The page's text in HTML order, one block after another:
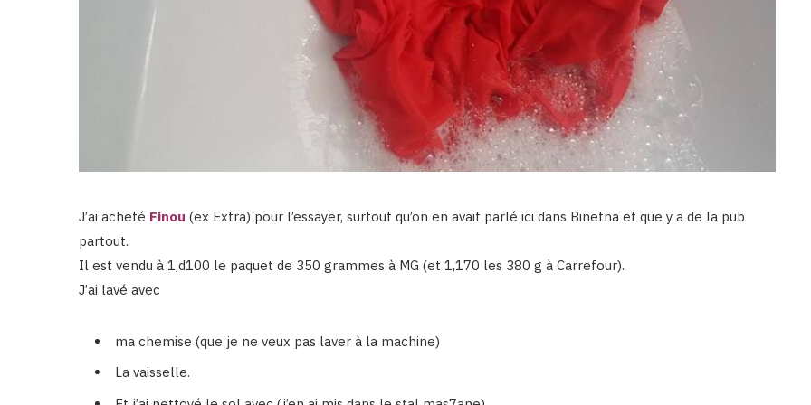
J’ai acheté Finou (ex Extra) pour l’essayer, surtout qu’on en avait parlé ici dans Binetna et que y a de la pub
partout.
Il est vendu à 1,d100 le paquet de 350 grammes à MG (et 1,170 les 380 g à Carrefour).
J’ai lavé avec
ma chemise (que je ne veux pas laver à la machine)
La vaisselle.